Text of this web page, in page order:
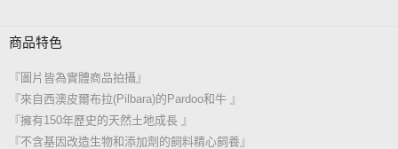
商品特色
『圖片皆為實體商品拍攝』
『來自西澳皮爾布拉(Pilbara)的Pardoo和牛 』
『擁有150年歷史的天然土地成長 』
『不含基因改造生物和添加劑的飼料精心飼養』